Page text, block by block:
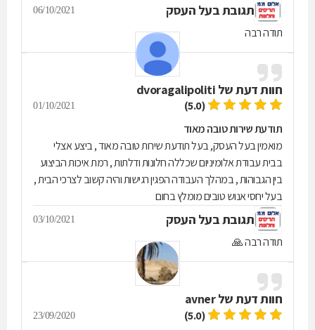
תגובת בעל העסק 06/10/2021
תודה רבה
חוות דעת של dvoragalipoliti
(5.0)
01/10/2021
תודעת שירות טובה מאוד
מואמין בעל העסק, בעל תודעת שירות טובה מאוד , ביצע אצלי
בבית עבודת אלומיניום שכללה חלונות ודלתות , רמת איכות הביצוע
בין הגבוהות , במהלך העבודה הפגין רגישות והיה קשוב לצרכי הבית ,
בעל יחסי אנוש טובים מומלץ בחום
תגובת בעל העסק 03/10/2021
תודה רבה 🙏
חוות דעת שלavner
(5.0)
23/09/2020